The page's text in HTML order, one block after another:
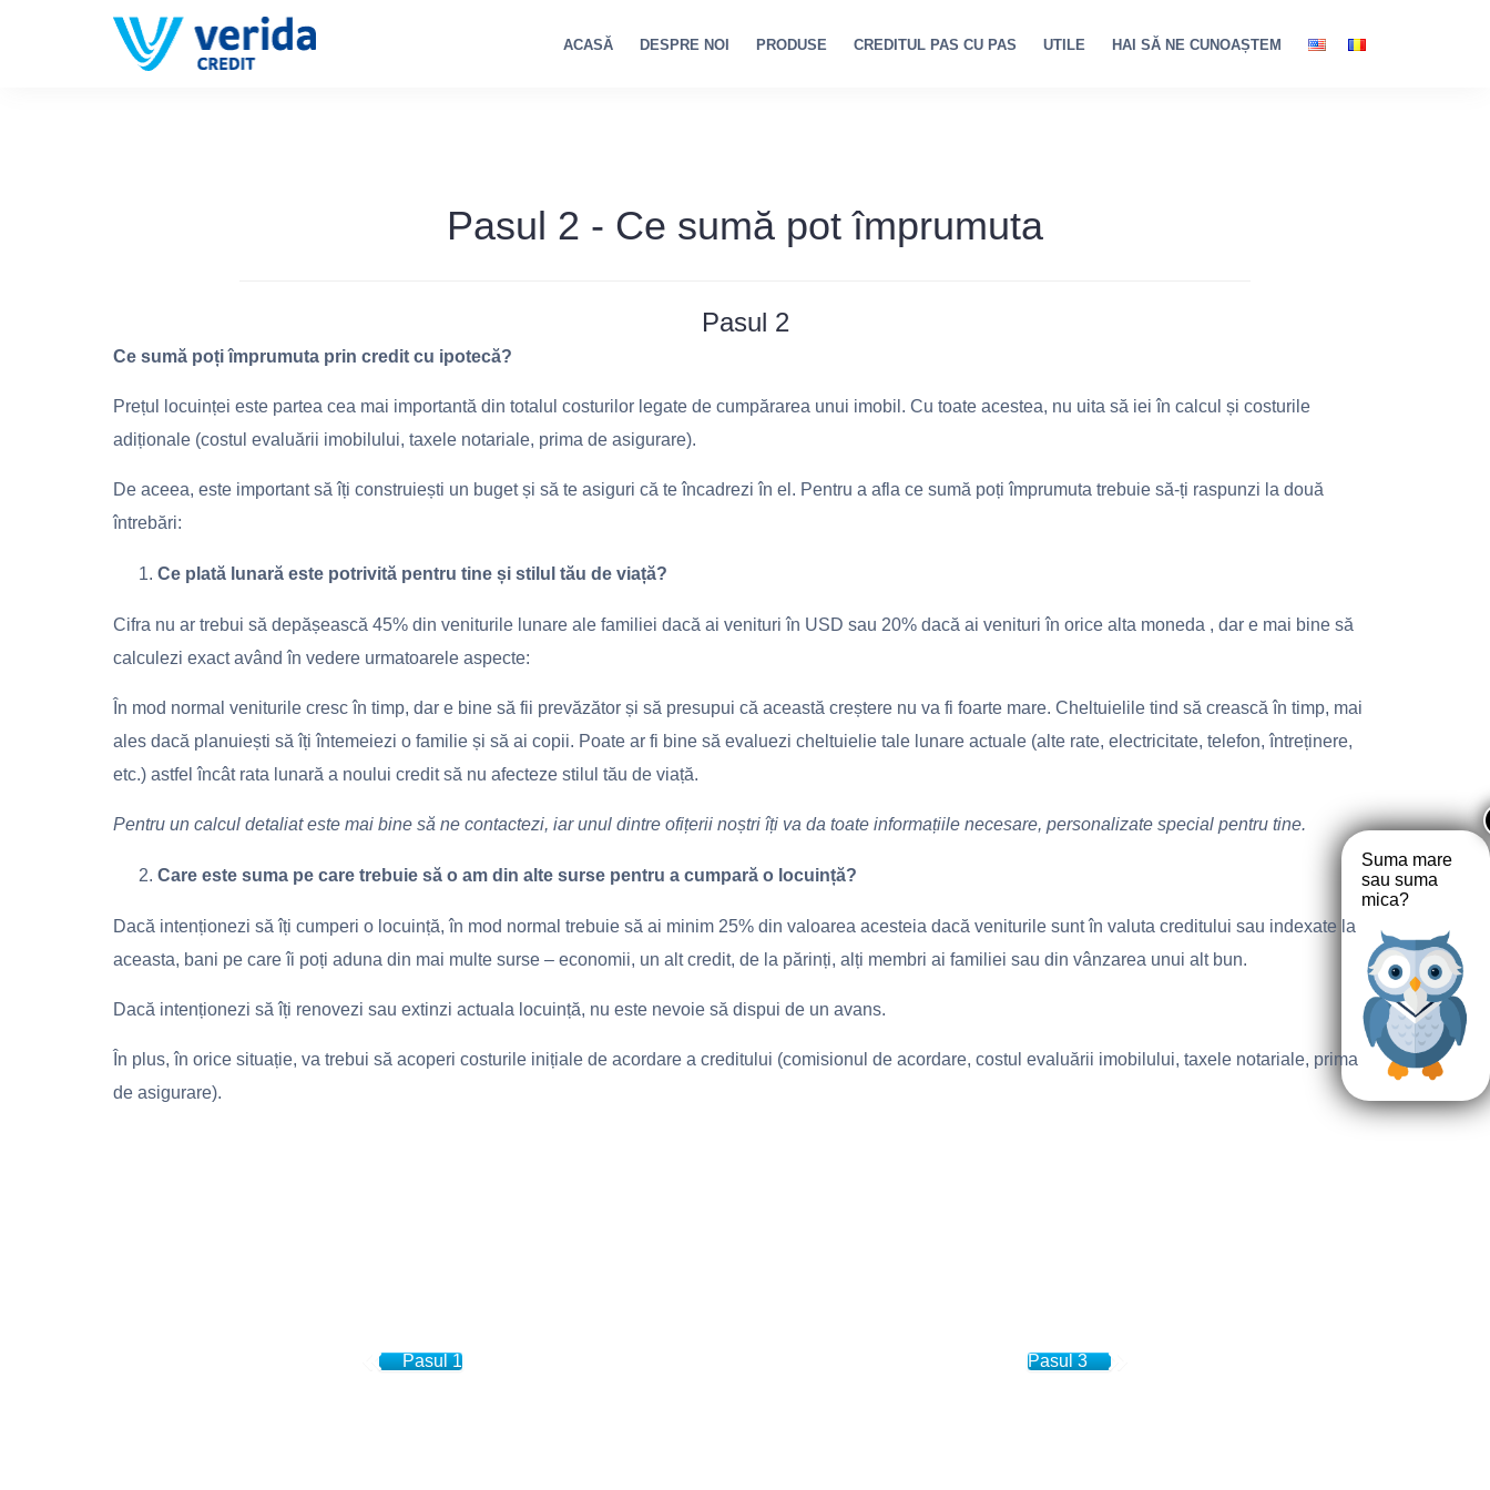
ACASĂ DESPRE NOI PRODUSE CREDITUL PAS CU PAS UTILE HAI SĂ NE CUNOAȘTEM
Pasul 2 - Ce sumă pot împrumuta
Pasul 2
Ce sumă poți împrumuta prin credit cu ipotecă?
Prețul locuinței este partea cea mai importantă din totalul costurilor legate de cumpărarea unui imobil. Cu toate acestea, nu uita să iei în calcul și costurile
adiționale (costul evaluării imobilului, taxele notariale, prima de asigurare).
De aceea, este important să îți construiești un buget și să te asiguri că te încadrezi în el. Pentru a afla ce sumă poți împrumuta trebuie să-ți raspunzi la două
întrebări:
Ce plată lunară este potrivită pentru tine și stilul tău de viață?
Cifra nu ar trebui să depășească 45% din veniturile lunare ale familiei dacă ai venituri în USD sau 20% dacă ai venituri în orice alta moneda , dar e mai bine să
calculezi exact având în vedere urmatoarele aspecte:
În mod normal veniturile cresc în timp, dar e bine să fii prevăzător și să presupui că această creștere nu va fi foarte mare. Cheltuielile tind să crească în timp, mai
ales dacă planuiești să îți întemeiezi o familie și să ai copii. Poate ar fi bine să evaluezi cheltuielie tale lunare actuale (alte rate, electricitate, telefon, întreținere,
etc.) astfel încât rata lunară a noului credit să nu afecteze stilul tău de viață.
Pentru un calcul detaliat este mai bine să ne contactezi, iar unul dintre ofițerii noștri îți va da toate informațiile necesare, personalizate special pentru tine.
Care este suma pe care trebuie să o am din alte surse pentru a cumpară o locuință?
Dacă intenționezi să îți cumperi o locuință, în mod normal trebuie să ai minim 25% din valoarea acesteia dacă veniturile sunt în valuta creditului sau indexate la
aceasta, bani pe care îi poți aduna din mai multe surse – economii, un alt credit, de la părinți, alți membri ai familiei sau din vânzarea unui alt bun.
Dacă intenționezi să îți renovezi sau extinzi actuala locuință, nu este nevoie să dispui de un avans.
În plus, în orice situație, va trebui să acoperi costurile inițiale de acordare a creditului (comisionul de acordare, costul evaluării imobilului, taxele notariale, prima
de asigurare).
Pasul 1 Pasul 3
Suma mare
sau suma
mica?